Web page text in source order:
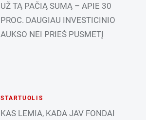
UŽ TĄ PAČIĄ SUMĄ – APIE 30
PROC. DAUGIAU INVESTICINIO
AUKSO NEI PRIEŠ PUSMETĮ
STARTUOLIS
KAS LEMIA, KADA JAV FONDAI